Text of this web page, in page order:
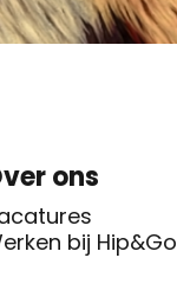
ons
bij Hip&Go